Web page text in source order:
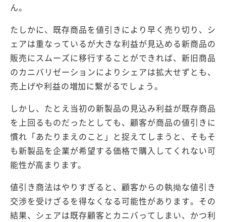
ん。
たしかに、既存商品を値引きにより早く売り切り、シ
ェアは重なっているが大きな利益が見込める新商品の
販売にスムーズに移行することができれば、新旧商品
のカニバリゼーションによりシェアは拡大せずとも、
売上げや利益の増加に繋がるでしょう。
しかし、たとえ当初の新製品の見込み利益が既存商品
を上回るものだったとしても、顧客が商品の値引きに
慣れ「あたりまえのこと」と捉えてしまうと、そもそ
も新製品を企業が希望する価格で購入してくれない可
能性が高まります。
値引き商法はやりすぎると、顧客からの執拗な値引き
交渉を受けざるを得なくなる可能性があります。その
結果、シェアは既存顧客とカニバってしまい、かつ利